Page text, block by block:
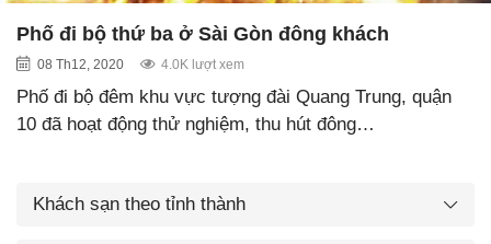
Phố đi bộ thứ ba ở Sài Gòn đông khách
08 Th12, 2020 4.0K lượt xem
Phố đi bộ đêm khu vực tượng đài Quang Trung, quận
10 đã hoạt động thử nghiệm, thu hút đông…
Khách sạn theo tỉnh thành